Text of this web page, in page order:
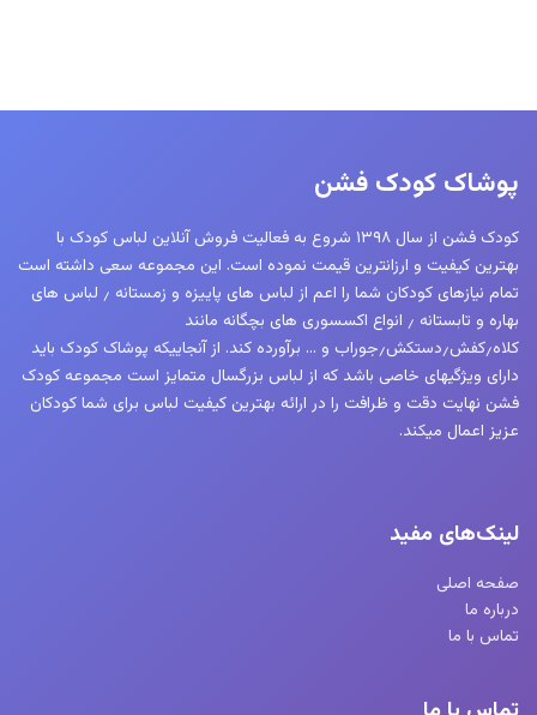
پوشاک کودک فشن
کودک فشن از سال ۱۳۹۸ شروع به فعالیت فروش آنلاین لباس کودک با
بهترین کیفیت و ارزانترین قیمت نموده است. این مجموعه سعی داشته است
تمام نیازهای کودکان شما را اعم از لباس های پاییزه و زمستانه ٫ لباس های
بهاره و تابستانه ٫ انواع اکسسوری های بچگانه مانند
کلاه٫کفش٫دستکش٫جوراب و … برآورده کند. از آنجاییکه پوشاک کودک باید
دارای ویژگیهای خاصی باشد که از لباس بزرگسال متمایز است مجموعه کودک
فشن نهایت دقت و ظرافت را در ارائه بهترین کیفیت لباس برای شما کودکان
عزیز اعمال میکند.
لینک‌های مفید
صفحه اصلی
درباره ما
تماس با ما